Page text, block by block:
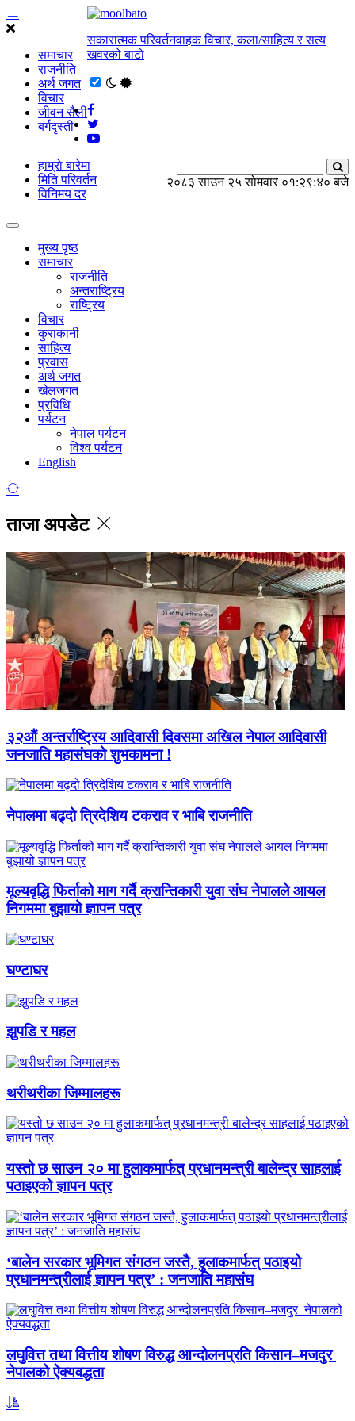
समाचार
राजनीति
अर्थ जगत
विचार
जीवन सैली
बर्गदृस्ती
सकारात्मक परिवर्तनवाहक विचार, कला/साहित्य र सत्य
खवरको बाटाे
२०८३ साउन २५ सोमवार ०१:२९:४१ बजे
हाम्राे बारेमा
मिति परिवर्तन
विनिमय दर
मुख्य पृष्ठ
समाचार
राजनीति
अन्तराष्ट्रिय
राष्ट्रिय
विचार
कुराकानी
साहित्य
प्रवास
अर्थ जगत
खेलजगत
प्रविधि
पर्यटन
नेपाल पर्यटन
विश्व पर्यटन
English
ताजा अपडेट
३२औं अन्तर्राष्ट्रिय आदिवासी दिवसमा अखिल नेपाल आदिवासी
जनजाति महासंघको शुभकामना !
नेपालमा बढ्दो त्रिदेशिय टकराव र भाबि राजनीति
मूल्यवृद्धि फिर्ताको माग गर्दै क्रान्तिकारी युवा संघ नेपालले आयल
निगममा बुझायो ज्ञापन पत्र
घण्टाघर
झुपडि र महल
थरीथरीका जिम्मालहरू
यस्तो छ साउन २० मा हुलाकमार्फत् प्रधानमन्त्री बालेन्द्र साहलाई
पठाइएको ज्ञापन पत्र
‘बालेन सरकार भूमिगत संगठन जस्तै, हुलाकमार्फत् पठाइयो
प्रधानमन्त्रीलाई ज्ञापन पत्र’ : जनजाति महासंघ
लघुवित्त तथा वित्तीय शोषण विरुद्ध आन्दोलनप्रति किसान–मजदुर
नेपालको ऐक्यवद्धता